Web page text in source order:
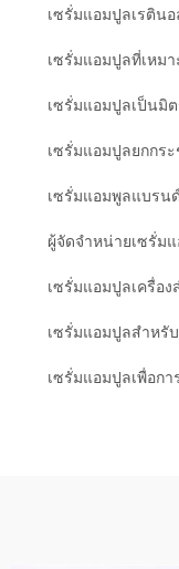
เซรั่มแอมปูลเรตินอ
เซรั่มแอมปูลที่เหม
เซรั่มแอมปูลเป็นมิ
เซรั่มแอมปูลยกกร
เซรั่มแอมพูลแบรน
ผู้จัดจำหน่ายเซรั่ม
เซรั่มแอมปูลเครื่อง
เซรั่มแอมปูลสำหรั
เซรั่มแอมปูลเพื่อกา